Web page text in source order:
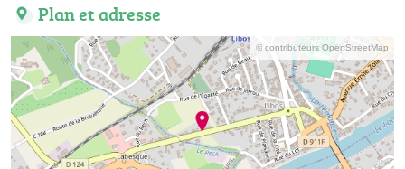
Plan et adresse
© contributeurs OpenStreetMap